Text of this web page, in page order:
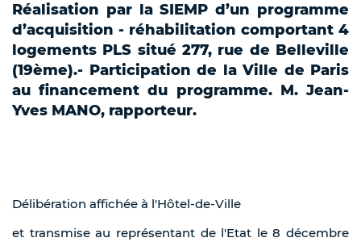
Réalisation par la SIEMP d’un programme
d’acquisition - réhabilitation comportant 4
logements PLS situé 277, rue de Belleville
(19ème).- Participation de la Ville de Paris
au financement du programme. M. Jean-
Yves MANO, rapporteur.
Délibération affichée à l'Hôtel-de-Ville
et transmise au représentant de l'Etat le 8 décembre